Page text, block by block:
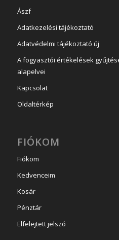
Ászf
Adatkezelési tájékoztató
Adatvédelmi tájékoztató új
A fogyasztói értékelések
alapelvei
Kapcsolat
Oldaltérkép
FIÓKOM
Fiókom
Kedvenceim
Kosár
Pénztár
Elfelejtett jelszó